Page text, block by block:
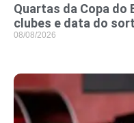
Quartas da Copa do
clubes e data do
08/08/2026